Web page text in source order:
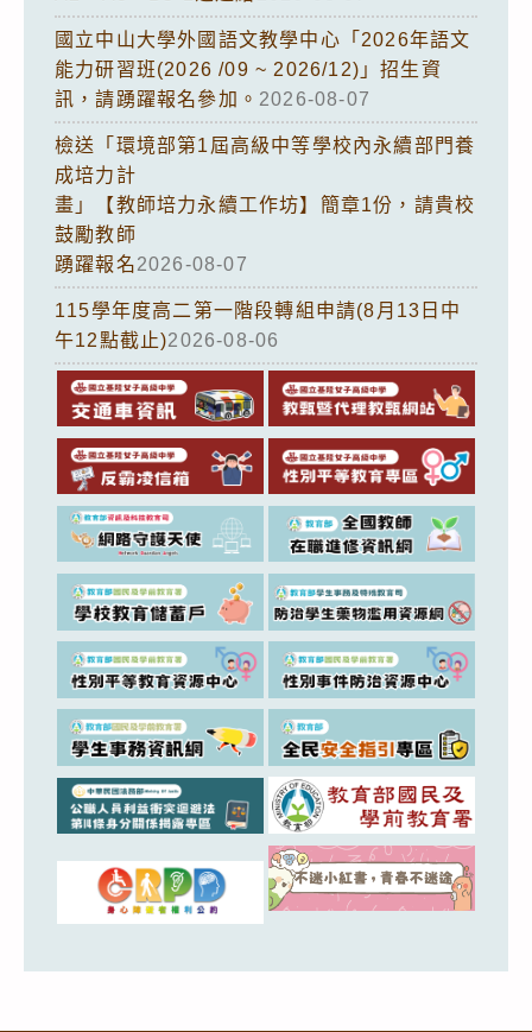
國立中山大學外國語文教學中心「2026年語文
能力研習班(2026 /09 ~ 2026/12)」招生資
訊，請踴躍報名參加。 2026-08-07
檢送「環境部第1屆高級中等學校內永續部門養
成培力計
畫」【教師培力永續工作坊】簡章1份，請貴校
鼓勵教師
踴躍報名2026-08-07
115學年度高二第一階段轉組申請(8月13日中
午12點截止)2026-08-06